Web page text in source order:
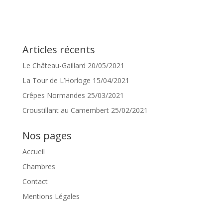
Articles récents
Le Château-Gaillard 20/05/2021
La Tour de L’Horloge 15/04/2021
Crêpes Normandes 25/03/2021
Croustillant au Camembert 25/02/2021
Nos pages
Accueil
Chambres
Contact
Mentions Légales